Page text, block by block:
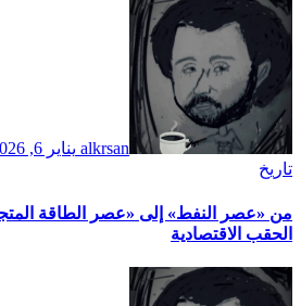
alkrsan يناير 6, 2026
تاريخ
​من «عصر النفط» إلى «عصر الطاقة
الحقب الاقتصادية